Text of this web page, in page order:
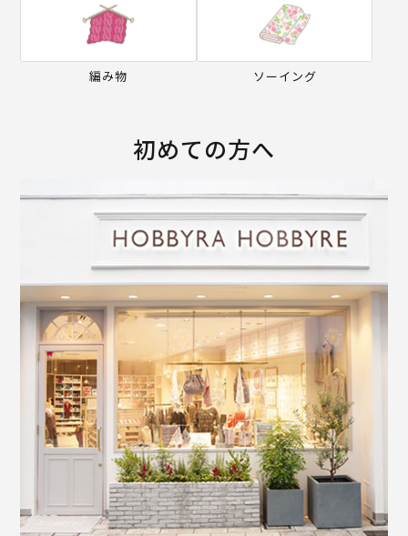
編み物 ソーイング
初めての方へ